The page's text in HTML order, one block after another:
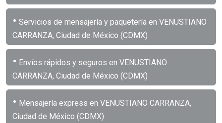
• Servicios de mensajería y paquetería en VENUSTIANO
CARRANZA, Ciudad de México (CDMX)
• Envíos rápidos y seguros en VENUSTIANO
CARRANZA, Ciudad de México (CDMX)
• Mensajería express en VENUSTIANO CARRANZA,
Ciudad de México (CDMX)